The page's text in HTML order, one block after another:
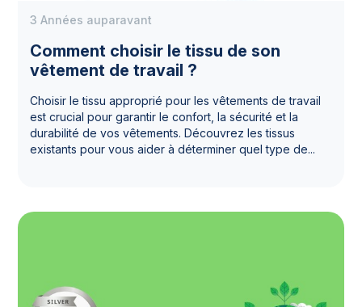
Comment choisir le tissu de son
vêtement de travail ?
3 Années auparavant
Choisir le tissu approprié pour les vêtements de travail
est crucial pour garantir le confort, la sécurité et la
durabilité de vos vêtements. Découvrez les tissus
existants pour vous aider à déterminer quel type de...